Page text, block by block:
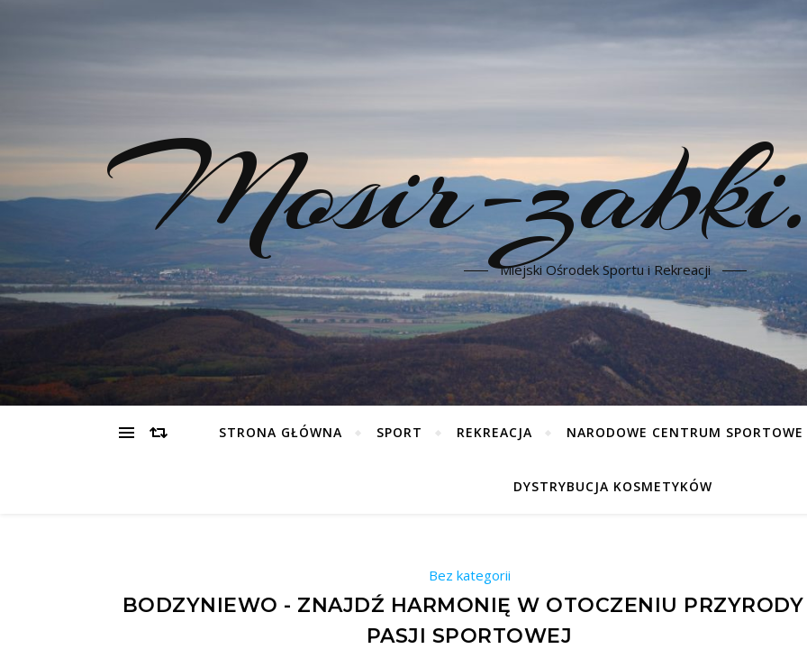
Mosir- Miejski Ośrodek Sportu i Rekreacji
STRONA GŁÓWNA SPORT REKREACJA NARODOWE CENTRUM SPORTOWE
DYSTRYBUCJA KOSMETYKÓW
Bez kategorii
BODZYNIEWO - ZNAJDŹ HARMONIĘ W OTOCZENIU PRZYRODY
PASJI SPORTOWEJ